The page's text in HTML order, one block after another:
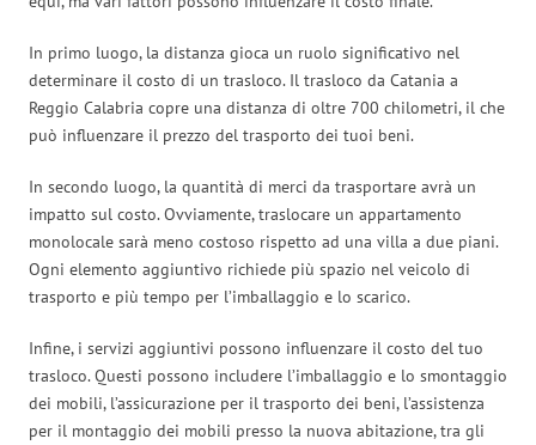
In primo luogo, la distanza gioca un ruolo significativo nel
determinare il costo di un trasloco. Il trasloco da Catania a
Reggio Calabria copre una distanza di oltre 700 chilometri, il che
può influenzare il prezzo del trasporto dei tuoi beni.
In secondo luogo, la quantità di merci da trasportare avrà un
impatto sul costo. Ovviamente, traslocare un appartamento
monolocale sarà meno costoso rispetto ad una villa a due piani.
Ogni elemento aggiuntivo richiede più spazio nel veicolo di
trasporto e più tempo per l’imballaggio e lo scarico.
Infine, i servizi aggiuntivi possono influenzare il costo del tuo
trasloco. Questi possono includere l’imballaggio e lo smontaggio
dei mobili, l’assicurazione per il trasporto dei beni, l’assistenza
per il montaggio dei mobili presso la nuova abitazione, tra gli